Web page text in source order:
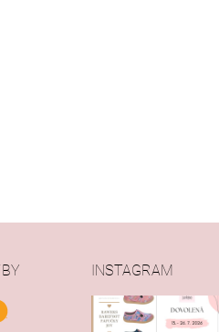
INSTAGRAM